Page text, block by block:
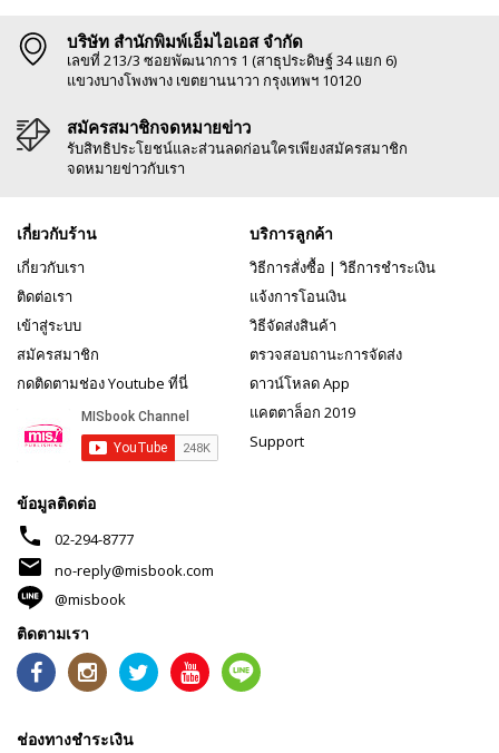
บริษัท สำนักพิมพ์เอ็มไอเอส จำกัด
เลขที่ 213/3 ซอยพัฒนาการ 1 (สาธุประดิษฐ์ 34 แยก 6)
แขวงบางโพงพาง เขตยานนาวา กรุงเทพฯ 10120
สมัครสมาชิกจดหมายข่าว
รับสิทธิประโยชน์และส่วนลดก่อนใครเพียงสมัครสมาชิก
จดหมายข่าวกับเรา
เกี่ยวกับร้าน
เกี่ยวกับเรา
ติดต่อเรา
เข้าสู่ระบบ
สมัครสมาชิก
กดติดตามช่อง Youtube ที่นี่
บริการลูกค้า
วิธีการสั่งซื้อ | วิธีการชำระเงิน
แจ้งการโอนเงิน
วิธีจัดส่งสินค้า
ตรวจสอบถานะการจัดส่ง
ดาวน์โหลด App
แคตตาล็อก 2019
Support
ข้อมูลติดต่อ
phone 02-294-8777
mail
no-reply@misbook.com
@misbook
ติดตามเรา
ช่องทางชำระเงิน